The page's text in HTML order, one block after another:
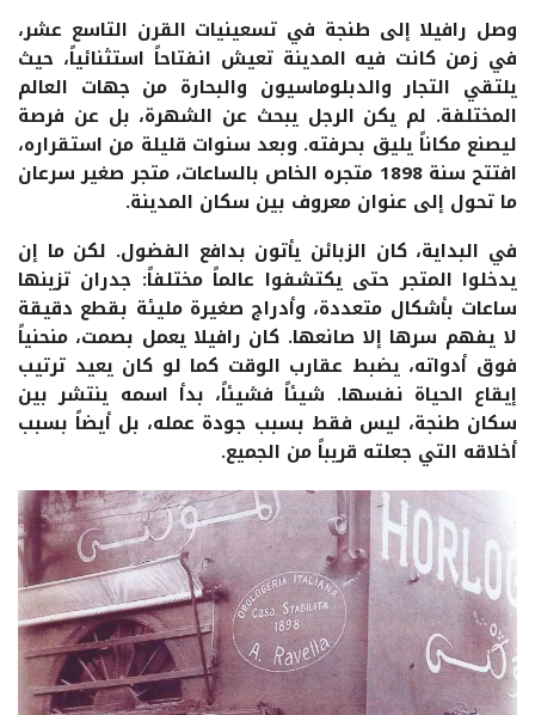
وصل رافيلا إلى طنجة في تسعينيات القرن التاسع عشر،
في زمن كانت فيه المدينة تعيش انفتاحاً استثنائياً، حيث
يلتقي التجار والدبلوماسيون والبحارة من جهات العالم
المختلفة. لم يكن الرجل يبحث عن الشهرة، بل عن فرصة
ليصنع مكاناً يليق بحرفته. وبعد سنوات قليلة من استقراره،
افتتح سنة 1898 متجره الخاص بالساعات، متجر صغير سرعان
ما تحول إلى عنوان معروف بين سكان المدينة.
في البداية، كان الزبائن يأتون بدافع الفضول. لكن ما إن
يدخلوا المتجر حتى يكتشفوا عالماً مختلفاً: جدران تزينها
ساعات بأشكال متعددة، وأدراج صغيرة مليئة بقطع دقيقة
لا يفهم سرها إلا صانعها. كان رافيلا يعمل بصمت، منحنياً
فوق أدواته، يضبط عقارب الوقت كما لو كان يعيد ترتيب
إيقاع الحياة نفسها. شيئاً فشيئاً، بدأ اسمه ينتشر بين
سكان طنجة، ليس فقط بسبب جودة عمله، بل أيضاً بسبب
أخلاقه التي جعلته قريباً من الجميع.